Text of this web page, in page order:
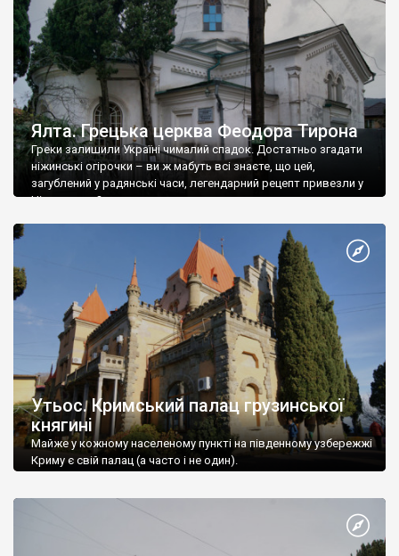
Ялта. Грецька церква Феодора Тирона
Греки залишили Україні чималий спадок. Достатньо згадати
ніжинські огірочки – ви ж мабуть всі знаєте, що цей,
загублений у радянські часи, легендарний рецепт привезли у
Ніжин греки?
Утьос. Кримський палац грузинської
княгині
Майже у кожному населеному пункті на південному узбережжі
Криму є свій палац (а часто і не один).